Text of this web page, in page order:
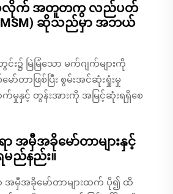
သံလိုက် အတူတကွ လည်ပတ်
ဆိုသည်မှာ အဘယ်
၌ မြဲမြံသော မက်ဂျက်များကို
တာဖြစ်ပြီး စွမ်းအင်ဆုံးရှုံးမှု
မှုနှင့် တွန်းအားကို အမြင့်ဆုံးရရှိစေ
ာ အမှီအခိုမော်တာများနှင့်
ည်နည်း။
ာ အမှီအခိုမော်တာများထက် ပို၍ ထိ